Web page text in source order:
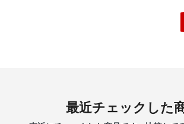
最近チェックした